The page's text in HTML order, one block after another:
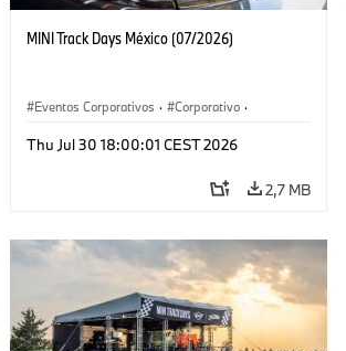
MINI Track Days México (07/2026)
Eventos Corporativos · Corporativo ·
Thu Jul 30 18:00:01 CEST 2026
2,7 MB